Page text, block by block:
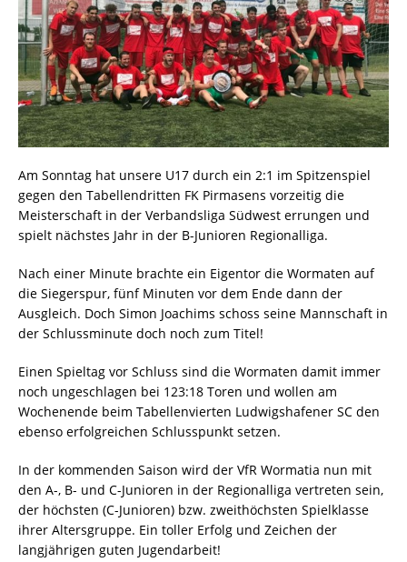
Am Sonntag hat unsere U17 durch ein 2:1 im Spitzenspiel
gegen den Tabellendritten FK Pirmasens vorzeitig die
Meisterschaft in der Verbandsliga Südwest errungen und
spielt nächstes Jahr in der B-Junioren Regionalliga.
Nach einer Minute brachte ein Eigentor die Wormaten auf
die Siegerspur, fünf Minuten vor dem Ende dann der
Ausgleich. Doch Simon Joachims schoss seine Mannschaft in
der Schlussminute doch noch zum Titel!
Einen Spieltag vor Schluss sind die Wormaten damit immer
noch ungeschlagen bei 123:18 Toren und wollen am
Wochenende beim Tabellenvierten Ludwigshafener SC den
ebenso erfolgreichen Schlusspunkt setzen.
In der kommenden Saison wird der VfR Wormatia nun mit
den A-, B- und C-Junioren in der Regionalliga vertreten sein,
der höchsten (C-Junioren) bzw. zweithöchsten Spielklasse
ihrer Altersgruppe. Ein toller Erfolg und Zeichen der
langjährigen guten Jugendarbeit!